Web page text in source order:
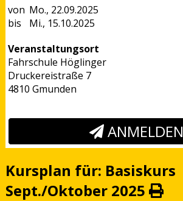
Mo., 22.09.2025
Mi., 15.10.2025
Veranstaltungsort
Fahrschule Höglinger
Druckereistraße 7
4810 Gmunden
ANMELDEN
Kursplan für: Basiskurs
Sept./Oktober 2025